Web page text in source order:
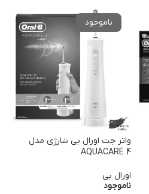
واتر جت اورال بی شارژی مدل
AQUACARE 4
اورال بی
ناموجود